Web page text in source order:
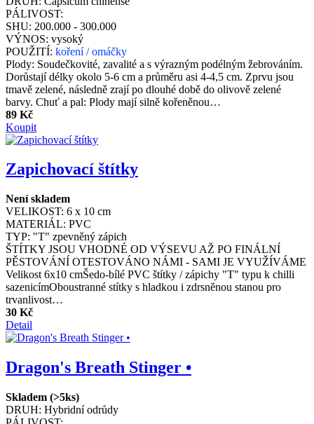
PÁLIVOST:
SHU: 200.000 - 300.000
VÝNOS: vysoký
POUŽITÍ: koření / omáčky
Plody: Soudečkovité, zavalité a s výrazným podélným žebrováním.
Dorůstají délky okolo 5-6 cm a průměru asi 4-4,5 cm. Zprvu jsou
tmavě zelené, následně zrají po dlouhé době do olivově zelené
barvy. Chuť a pal: Plody mají silně kořeněnou…
89 Kč
Koupit
Zapichovací štítky
Není skladem
VELIKOST: 6 x 10 cm
MATERIÁL: PVC
TYP: "T" zpevněný zápich
ŠTÍTKY JSOU VHODNÉ OD VÝSEVU AŽ PO FINÁLNÍ
PĚSTOVÁNÍ OTESTOVÁNO NÁMI - SAMI JE VYUŽÍVÁME
Velikost 6x10 cmŠedo-bílé PVC štítky / zápichy "T" typu k chilli
sazenicímOboustranné stítky s hladkou i zdrsněnou stanou pro
trvanlivost…
30 Kč
Detail
Dragon's Breath Stinger •
Skladem (>5ks)
DRUH: Hybridní odrůdy